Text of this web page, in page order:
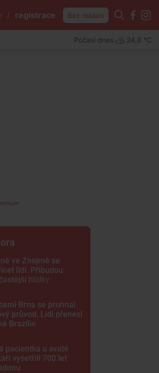
/ registrace Bez reklam
Počasí dnes 24,8 °C
ve Znojmě se
lidí. Přibudou
hlídky
Brna se prohnal
průvod. Lidi přenesl
Brazílie
pacientka u svaté
vyšetřili 700 let